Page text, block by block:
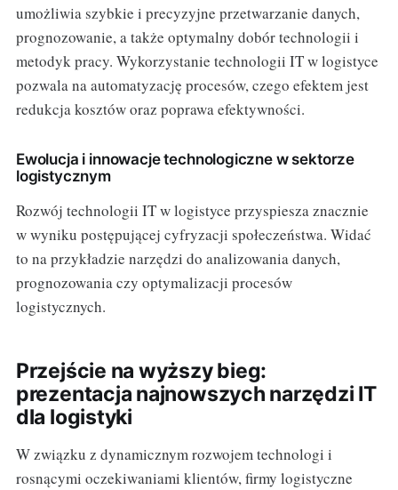
umożliwia szybkie i precyzyjne przetwarzanie danych,
prognozowanie, a także optymalny dobór technologii i
metodyk pracy. Wykorzystanie technologii IT w logistyce
pozwala na automatyzację procesów, czego efektem jest
redukcja kosztów oraz poprawa efektywności.
Ewolucja i innowacje technologiczne w sektorze
logistycznym
Rozwój technologii IT w logistyce przyspiesza znacznie
w wyniku postępującej cyfryzacji społeczeństwa. Widać
to na przykładzie narzędzi do analizowania danych,
prognozowania czy optymalizacji procesów
logistycznych.
Przejście na wyższy bieg:
prezentacja najnowszych narzędzi IT
dla logistyki
W związku z dynamicznym rozwojem technologi i
rosnącymi oczekiwaniami klientów, firmy logistyczne